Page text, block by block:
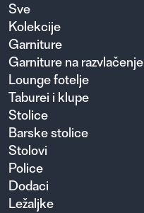
Sve
Kolekcije
Garniture
Garniture na razvlačenje
Lounge fotelje
Taburei i klupe
Stolice
Barske stolice
Stolovi
Police
Dodaci
Ležaljke